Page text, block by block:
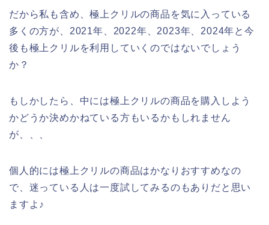
だから私も含め、極上クリルの商品を気に入っている
多くの方が、2021年、2022年、2023年、2024年と今
後も極上クリルを利用していくのではないでしょう
か？
もしかしたら、中には極上クリルの商品を購入しよう
かどうか決めかねている方もいるかもしれません
が、、、
個人的には極上クリルの商品はかなりおすすめなの
で、迷っている人は一度試してみるのもありだと思い
ますよ♪